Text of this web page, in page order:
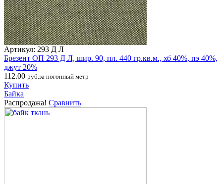
Артикул: 293 Д Л
Брезент ОП 293 Д Л, шир. 90, пл. 440 гр.кв.м., хб 40%, пэ 40%,
джут 20%
112.00 руб.за погонный метр
Купить
Байка
Распродажа! Сравнить